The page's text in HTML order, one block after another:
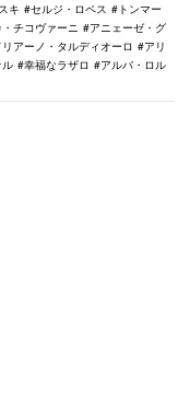
キ
セルジ・ロペス
トンマー
チコヴァーニ
アニェーゼ・グ
アーノ・タルディオーロ
アリ
幸福なラザロ
アルバ・ロル